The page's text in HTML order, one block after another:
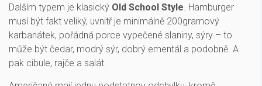
Dalším typem je klasický Old School Style. Hamburger
musí být fakt veliký, uvnitř je minimálně 200gramový
karbanátek, pořádná porce vypečené slaniny, sýry – to
může být čedar, modrý sýr, dobrý ementál a podobně. A
pak cibule, rajče a salát.